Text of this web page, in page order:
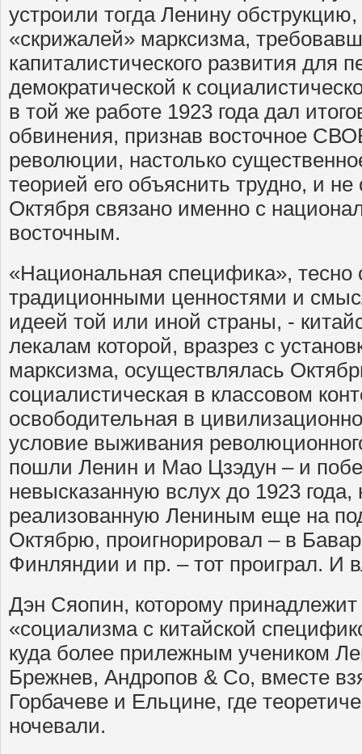
устроили тогда Ленину
«скрижалей» марксизма,
капиталистического развития для
демократической к
в той же работе 1923 года дал
обвинения, признав восточное
революции, настолько
теорией его объяснить трудно, и
Октября связано именно с
восточным.
«Национальная специфика», тесно
традиционными ценностями и
идеей той или иной страны, -
лекалам которой, вразрез с
марксизма, осуществлялась
социалистическая в классовом
освободительная в
условие выживания
пошли Ленин и Мао Цзэдун – и
невысказанную вслух до 1923 года,
реализованную Лениным еще на
Октябрю, проигнорировал – в
Финляндии и пр. – тот проиграл. И
Дэн Сяопин, которому принадлежит
«социализма с китайской
куда более прилежным учеником
Брежнев, Андропов & Co, вместе
Горбачеве и Ельцине, где
ночевали.